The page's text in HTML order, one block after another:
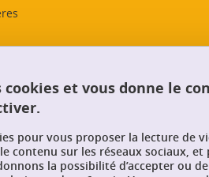
et vous donne le
pour vous proposer la lecture de
contenu sur les réseaux sociaux, et
la possibilité d’accepter ou